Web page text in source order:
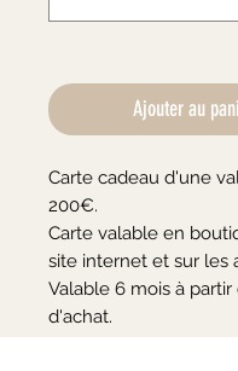
Ajouter au
Carte cadeau d'une
200€.
Carte valable en
site internet et sur les
Valable 6 mois à partir
d'achat.